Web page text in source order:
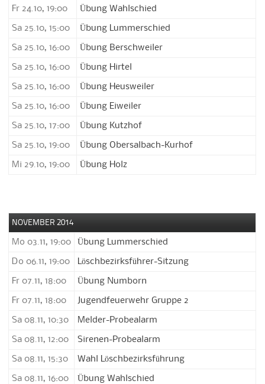
Fr 24.10, 19:00 Übung Wahlschied
Sa 25.10, 15:00 Übung Lummerschied
Sa 25.10, 16:00 Übung Berschweiler
Sa 25.10, 16:00 Übung Hirtel
Sa 25.10, 16:00 Übung Heusweiler
Sa 25.10, 16:00 Übung Eiweiler
Sa 25.10, 17:00 Übung Kutzhof
Sa 25.10, 19:00 Übung Obersalbach-Kurhof
Mi 29.10, 19:00 Übung Holz
NOVEMBER 2014
Mo 03.11, 19:00 Übung Lummerschied
Do 06.11, 19:00 Löschbezirksführer-Sitzung
Fr 07.11, 18:00 Übung Numborn
Fr 07.11, 18:00 Jugendfeuerwehr Gruppe 2
Sa 08.11, 10:30 Melder-Probealarm
Sa 08.11, 12:00 Sirenen-Probealarm
Sa 08.11, 15:30 Wahl Löschbezirksführung
Sa 08.11, 16:00 Übung Wahlschied